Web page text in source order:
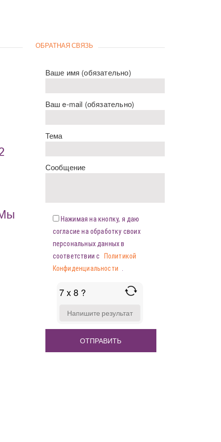
ОБРАТНАЯ СВЯЗЬ
Ваше имя (обязательно)
Ваш e-mail (обязательно)
Тема
Сообщение
Нажимая на кнопку, я даю
согласие на обработку своих
персональных данных в
соответствии с
Политикой
Конфиденциальности
7 x 8 ?
FOR